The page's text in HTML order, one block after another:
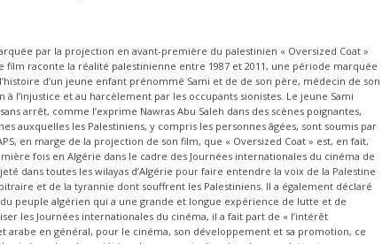
par la projection en avant-première du palestinien « Oversized Coat »
film raconte la réalité palestinienne entre 1987 et 2011, une période marquée
d’un jeune enfant prénommé Sami et de de son père, médecin de son
l’injustice et au harcèlement par les occupants sionistes. Le jeune Sami
arrêt, comme l’exprime Nawras Abu Saleh dans des scènes poignantes,
auxquelles les Palestiniens, y compris les personnes âgées, sont soumis par
en marge de la projection de son film, que « Oversized Coat » est, en fait,
fois en Algérie dans le cadre des Journées internationales du cinéma de
dans toutes les wilayas d’Algérie pour faire entendre la voix de la Palestine
et de la tyrannie dont souffrent les Palestiniens. Il a également déclaré
peuple algérien qui a une grande et longue expérience de lutte et de
les Journées internationales du cinéma, il a fait part de « l’intérêt
en général, pour le cinéma, son développement et sa promotion, ce